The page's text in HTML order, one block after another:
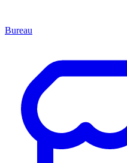
Bureau